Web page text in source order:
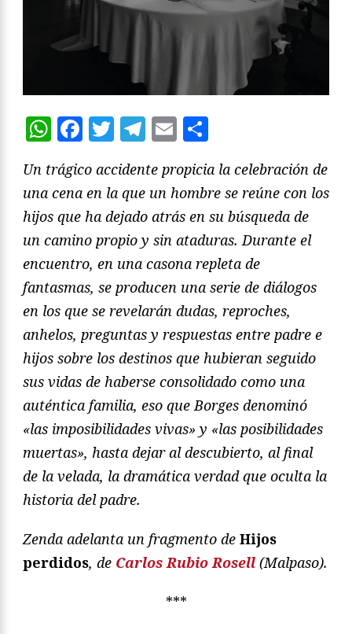
WhatsApp
Facebook
Twitter
Telegram
Email
Un trágico accidente propicia la celebración de
una cena en la que un hombre se reúne con los
hijos que ha dejado atrás en su búsqueda de
un camino propio y sin ataduras. Durante el
encuentro, en una casona repleta de
fantasmas, se producen una serie de diálogos
en los que se revelarán dudas, reproches,
anhelos, preguntas y respuestas entre padre e
hijos sobre los destinos que hubieran seguido
sus vidas de haberse consolidado como una
auténtica familia, eso que Borges denominó
«las imposibilidades vivas» y «las posibilidades
muertas», hasta dejar al descubierto, al final
de la velada, la dramática verdad que oculta la
historia del padre.
Zenda adelanta un fragmento de Hijos
perdidos, de Carlos Rubio Rosell (Malpaso).
***